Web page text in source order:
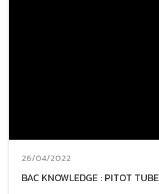
26/04/2022
BAC KNOWLEDGE : PITOT TUBE